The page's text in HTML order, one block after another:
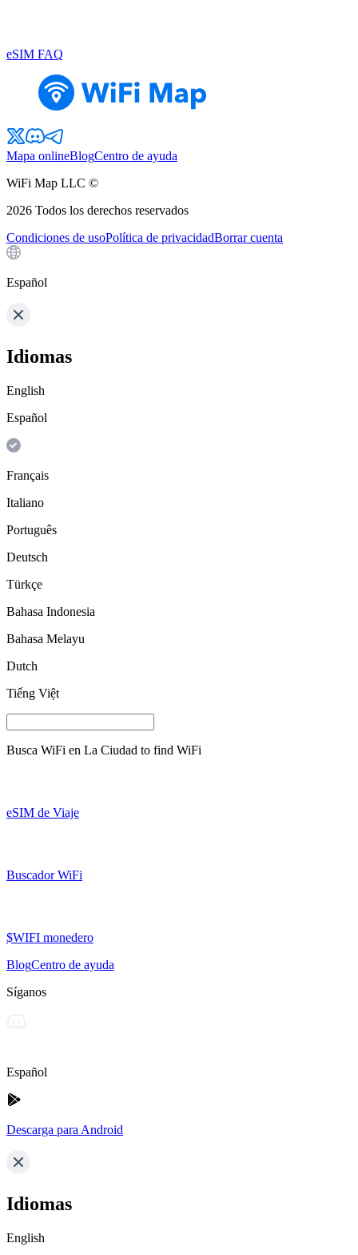
eSIM FAQ
Mapa onlineBlogCentro de ayuda
WiFi Map LLC ©
2026 Todos los derechos reservados
Condiciones de usoPolítica de privacidadBorrar cuenta
Español
Idiomas
English
Español
Français
Italiano
Português
Deutsch
Türkçe
Bahasa Indonesia
Bahasa Melayu
Dutch
Tiếng Việt
Busca WiFi en La Ciudad to find WiFi
eSIM de Viaje
Buscador WiFi
$WIFI monedero
BlogCentro de ayuda
Síganos
Español
Descarga para Android
Idiomas
English